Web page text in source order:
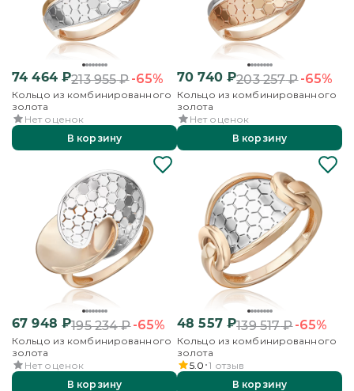
74 464₽213 955₽-65%
Кольцо из комбинированного
золота
Нет оценок
В корзину
70 740₽203 257₽-65%
Кольцо из комбинированного
золота
Нет оценок
В корзину
67 948 ₽195 234₽-65%
Кольцо из комбинированного
золота
Нет оценок
В корзину
48 557₽139 517₽-65%
Кольцо из комбинированного
золота
5.0 1 отзыв
В корзину